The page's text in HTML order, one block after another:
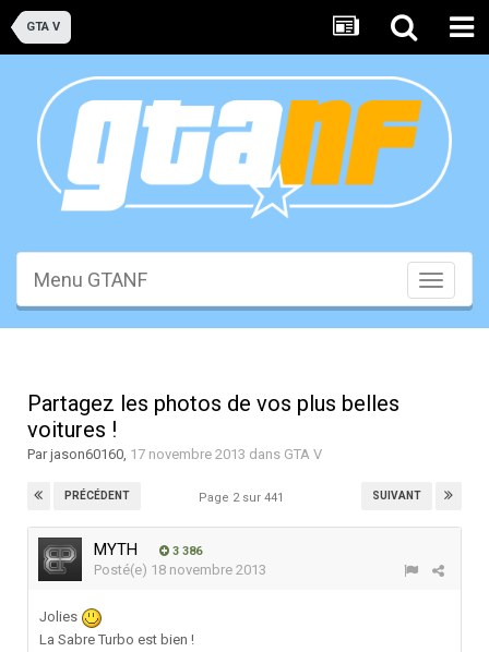
GTA V
Toggle
Menu GTANF
Partagez les photos de vos plus belles
voitures !
Parjason60160, 17 novembre 2013 dans GTA V
PRÉCÉDENT SUIVANT
Page 2 sur 441
MYTH 3 386
Posté(e) 18 novembre 2013
Jolies
La Sabre Turbo est bien !